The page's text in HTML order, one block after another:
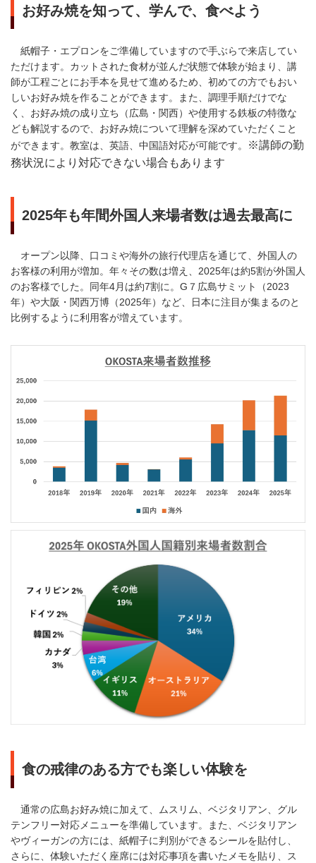
お好み焼を知って、学んで、食べよう
紙帽子・エプロンをご準備していますので手ぶらで来店してい
ただけます。カットされた食材が並んだ状態で体験が始まり、講
師が工程ごとにお手本を見せて進めるため、初めての方でもおい
しいお好み焼を作ることができます。また、調理手順だけでな
く、お好み焼の成り立ち（広島・関西）や使用する鉄板の特徴な
ども解説するので、お好み焼について理解を深めていただくこと
ができます。教室は、英語、中国語対応が可能です。
※講師の勤
務状況により対応できない場合もあります
2025年も年間外国人来場者数は過去最高に
オープン以降、口コミや海外の旅行代理店を通じて、外国人の
お客様の利用が増加。年々その数は増え、2025年は約5割が外国人
のお客様でした。同年4月は約7割に。G７広島サミット（2023
年）や大阪・関西万博（2025年）など、日本に注目が集まるのと
比例するように利用客が増えています。
食の戒律のある方でも楽しい体験を
通常の広島お好み焼に加えて、ムスリム、ベジタリアン、グル
テンフリー対応メニューを準備しています。また、ベジタリアン
やヴィーガンの方には、紙帽子に判別ができるシールを貼付し、
さらに、体験いただく座席には対応事項を書いたメモを貼り、ス